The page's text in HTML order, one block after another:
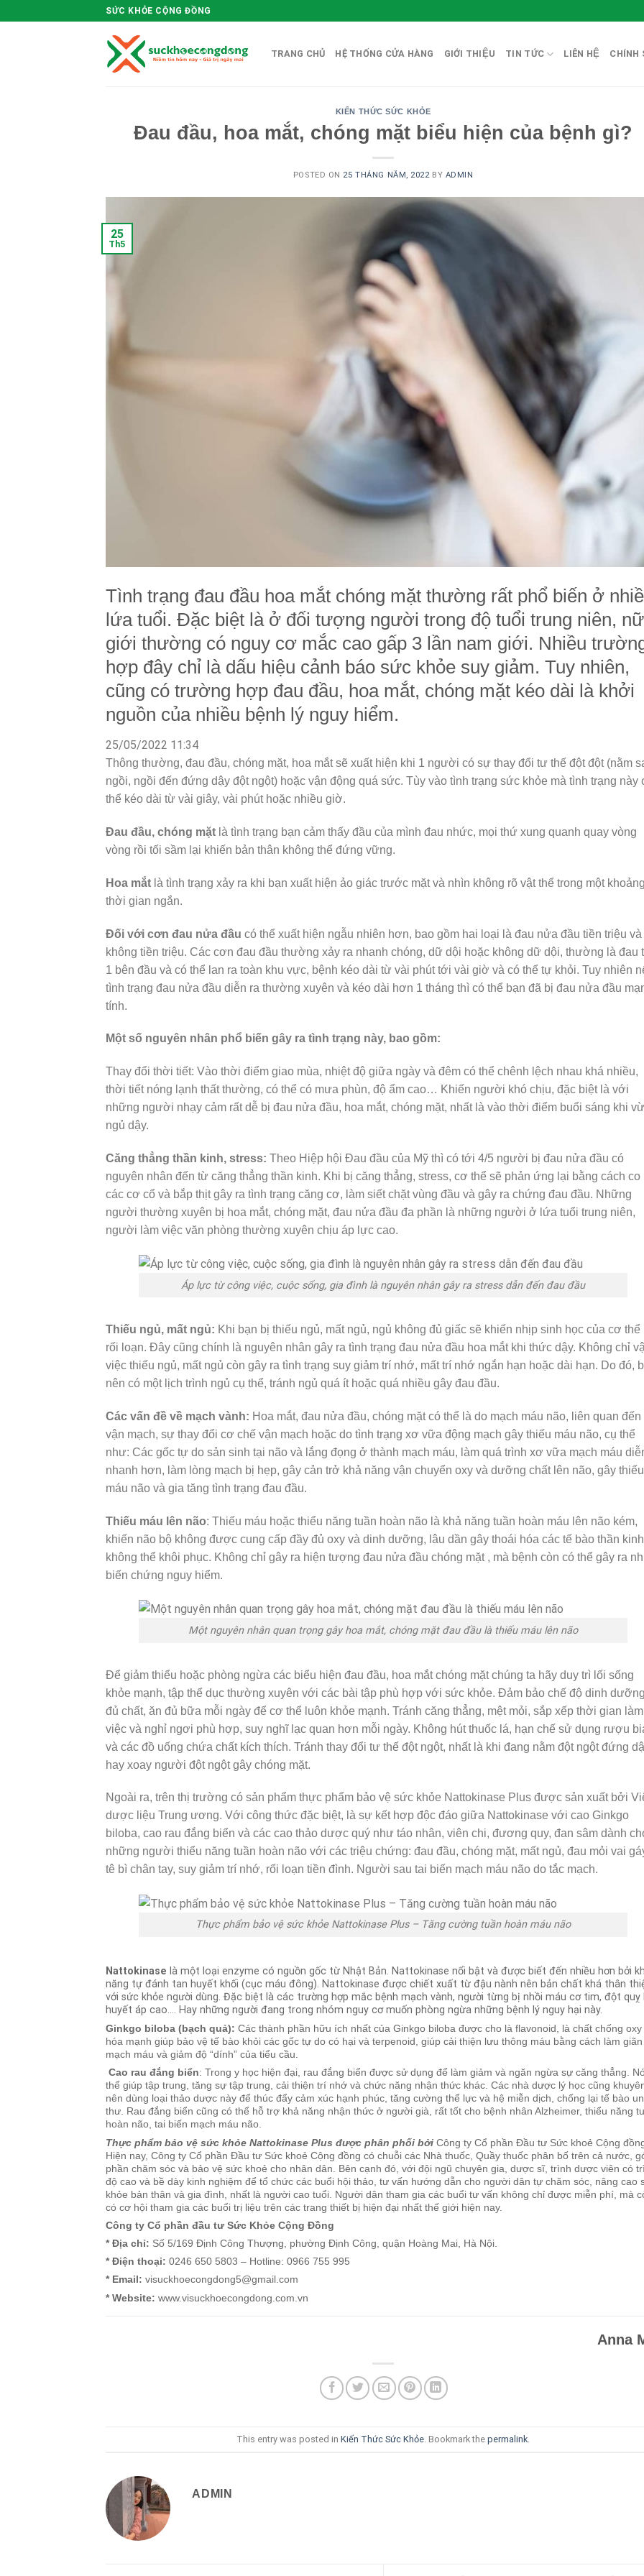
to
SỨC KHỎE CỘNG ĐỒNG
TRANG CHỦ HỆ THỐNG CỬA HÀNG GIỚI THIỆU TIN TỨC LIÊN HỆ CHÍNH
KIẾN THỨC SỨC KHỎE
Đau đầu, hoa mắt, chóng mặt biểu hiện của bệnh gì?
POSTED ON 25 THÁNG NĂM, 2022 BY ADMIN
25
Th5
Tình trạng đau đầu hoa mắt chóng mặt thường rất phổ biến ở
lứa tuổi. Đặc biệt là ở đối tượng người trong độ tuổi trung niên, nữ
giới thường có nguy cơ mắc cao gấp 3 lần nam giới. Nhiều
hợp đây chỉ là dấu hiệu cảnh báo sức khỏe suy giảm. Tuy nhiên,
cũng có trường hợp đau đầu, hoa mắt, chóng mặt kéo dài là khởi
nguồn của nhiều bệnh lý nguy hiểm.
25/05/2022 11:34
Thông thường, đau đầu, chóng mặt, hoa mắt sẽ xuất hiện khi 1 người có sự thay đổi tư thế đột đột (nằm
ngồi, ngồi đến đứng dậy đột ngột) hoặc vận động quá sức. Tùy vào tình trạng sức khỏe mà tình trạng này
thể kéo dài từ vài giây, vài phút hoặc nhiều giờ.
Đau đầu, chóng mặt là tình trạng bạn cảm thấy đầu của mình đau nhức, mọi thứ xung quanh quay vòng
vòng rồi tối sầm lại khiến bản thân không thể đứng vững.
Hoa mắt là tình trạng xảy ra khi bạn xuất hiện ảo giác trước mặt và nhìn không rõ vật thể trong một
thời gian ngắn.
Đối với cơn đau nửa đầu có thể xuất hiện ngẫu nhiên hơn, bao gồm hai loại là đau nửa đầu tiền triệu và
không tiền triệu. Các cơn đau đầu thường xảy ra nhanh chóng, dữ dội hoặc không dữ dội, thường là đau
1 bên đầu và có thể lan ra toàn khu vực, bệnh kéo dài từ vài phút tới vài giờ và có thể tự khỏi. Tuy nhiên
tình trạng đau nửa đầu diễn ra thường xuyên và kéo dài hơn 1 tháng thì có thể bạn đã bị đau nửa đầu
tính.
Một số nguyên nhân phổ biến gây ra tình trạng này, bao gồm:
Thay đổi thời tiết: Vào thời điểm giao mùa, nhiệt độ giữa ngày và đêm có thể chênh lệch nhau khá nhiều,
thời tiết nóng lạnh thất thường, có thể có mưa phùn, độ ẩm cao… Khiến người khó chịu, đặc biệt là với
những người nhạy cảm rất dễ bị đau nửa đầu, hoa mắt, chóng mặt, nhất là vào thời điểm buổi sáng khi
ngủ dậy.
Căng thẳng thần kinh, stress: Theo Hiệp hội Đau đầu của Mỹ thì có tới 4/5 người bị đau nửa đầu có
nguyên nhân đến từ căng thẳng thần kinh. Khi bị căng thẳng, stress, cơ thể sẽ phản ứng lại bằng cách co
các cơ cổ và bắp thịt gây ra tình trạng căng cơ, làm siết chặt vùng đầu và gây ra chứng đau đầu. Những
người thường xuyên bị hoa mắt, chóng mặt, đau nửa đầu đa phần là những người ở lứa tuổi trung niên,
người làm việc văn phòng thường xuyên chịu áp lực cao.
Áp lực từ công việc, cuộc sống, gia đình là nguyên nhân gây ra stress dẫn đến đau đầu
Thiếu ngủ, mất ngủ: Khi bạn bị thiếu ngủ, mất ngủ, ngủ không đủ giấc sẽ khiến nhịp sinh học của cơ thể
rối loạn. Đây cũng chính là nguyên nhân gây ra tình trạng đau nửa đầu hoa mắt khi thức dậy. Không chỉ
việc thiếu ngủ, mất ngủ còn gây ra tình trạng suy giảm trí nhớ, mất trí nhớ ngắn hạn hoặc dài hạn. Do đó,
nên có một lịch trình ngủ cụ thể, tránh ngủ quá ít hoặc quá nhiều gây đau đầu.
Các vấn đề về mạch vành: Hoa mắt, đau nửa đầu, chóng mặt có thể là do mạch máu não, liên quan đến
vận mạch, sự thay đổi cơ chế vận mạch hoặc do tình trạng xơ vữa động mạch gây thiếu máu não, cụ thể
như: Các gốc tự do sản sinh tại não và lắng đọng ở thành mạch máu, làm quá trình xơ vữa mạch máu
nhanh hơn, làm lòng mạch bị hẹp, gây cản trở khả năng vận chuyển oxy và dưỡng chất lên não, gây thiếu
máu não và gia tăng tình trạng đau đầu.
Thiếu máu lên não: Thiếu máu hoặc thiểu năng tuần hoàn não là khả năng tuần hoàn máu lên não kém,
khiến não bộ không được cung cấp đầy đủ oxy và dinh dưỡng, lâu dần gây thoái hóa các tế bào thần
không thể khôi phục. Không chỉ gây ra hiện tượng đau nửa đầu chóng mặt , mà bệnh còn có thể gây ra
biến chứng nguy hiểm.
Một nguyên nhân quan trọng gây hoa mắt, chóng mặt đau đầu là thiếu máu lên não
Để giảm thiểu hoặc phòng ngừa các biểu hiện đau đầu, hoa mắt chóng mặt chúng ta hãy duy trì lối sống
khỏe mạnh, tập thể dục thường xuyên với các bài tập phù hợp với sức khỏe. Đảm bảo chế độ dinh
đủ chất, ăn đủ bữa mỗi ngày để cơ thể luôn khỏe mạnh. Tránh căng thẳng, mệt mỏi, sắp xếp thời gian làm
việc và nghỉ ngơi phù hợp, suy nghĩ lạc quan hơn mỗi ngày. Không hút thuốc lá, hạn chế sử dụng rượu
và các đồ uống chứa chất kích thích. Tránh thay đổi tư thế đột ngột, nhất là khi đang nằm đột ngột đứng
hay xoay người đột ngột gây chóng mặt.
Ngoài ra, trên thị trường có sản phẩm thực phẩm bảo vệ sức khỏe Nattokinase Plus được sản xuất bởi
dược liệu Trung ương. Với công thức đặc biệt, là sự kết hợp độc đáo giữa Nattokinase với cao Ginkgo
biloba, cao rau đắng biển và các cao thảo dược quý như táo nhân, viên chi, đương quy, đan sâm dành
những người thiểu năng tuần hoàn não với các triệu chứng: đau đầu, chóng mặt, mất ngủ, đau mỏi vai
tê bì chân tay, suy giảm trí nhớ, rối loạn tiền đình. Người sau tai biến mạch máu não do tắc mạch.
Thực phẩm bảo vệ sức khỏe Nattokinase Plus – Tăng cường tuần hoàn máu não
Nattokinase là một loại enzyme có nguồn gốc từ Nhật Bản. Nattokinase nổi bật và được biết đến nhiều hơn bởi
năng tự đánh tan huyết khối (cục máu đông). Nattokinase được chiết xuất từ đậu nành nên bản chất khá thân
với sức khỏe người dùng. Đặc biệt là các trường hợp mắc bệnh mạch vành, người từng bị nhồi máu cơ tim, đột quỵ
huyết áp cao…. Hay những người đang trong nhóm nguy cơ muốn phòng ngừa những bệnh lý nguy hại này.
Ginkgo biloba (bạch quả): Các thành phần hữu ích nhất của Ginkgo biloba được cho là flavonoid, là chất chống oxy
hóa mạnh giúp bảo vệ tế bào khỏi các gốc tự do có hại và terpenoid, giúp cải thiện lưu thông máu bằng cách làm giãn
mạch máu và giảm độ “dính” của tiểu cầu.
Cao rau đắng biển: Trong y học hiện đại, rau đắng biển được sử dụng để làm giảm và ngăn ngừa sự căng thẳng.
thể giúp tập trung, tăng sự tập trung, cải thiện trí nhớ và chức năng nhận thức khác. Các nhà dược lý học cũng
nên dùng loại thảo dược này để thúc đẩy cảm xúc hạnh phúc, tăng cường thể lực và hệ miễn dịch, chống lại tế bào
thư. Rau đắng biển cũng có thể hỗ trợ khả năng nhận thức ở người già, rất tốt cho bệnh nhân Alzheimer, thiểu năng
hoàn não, tai biến mạch máu não.
Thực phẩm bảo vệ sức khỏe Nattokinase Plus được phân phối bởi Công ty Cổ phần Đầu tư Sức khoẻ Cộng
Hiện nay, Công ty Cổ phần Đầu tư Sức khoẻ Cộng đồng có chuỗi các Nhà thuốc, Quầy thuốc phân bố trên cả nước,
phần chăm sóc và bảo vệ sức khoẻ cho nhân dân. Bên cạnh đó, với đội ngũ chuyên gia, dược sĩ, trình dược viên có
độ cao và bề dày kinh nghiệm để tổ chức các buổi hội thảo, tư vấn hướng dẫn cho người dân tự chăm sóc, nâng cao
khỏe bản thân và gia đình, nhất là người cao tuổi. Người dân tham gia các buổi tư vấn không chỉ được miễn phí, mà
có cơ hội tham gia các buổi trị liệu trên các trang thiết bị hiện đại nhất thế giới hiện nay.
Công ty Cổ phần đầu tư Sức Khỏe Cộng Đồng
* Địa chỉ: Số 5/169 Định Công Thượng, phường Định Công, quận Hoàng Mai, Hà Nội.
* Điện thoại: 0246 650 5803 – Hotline: 0966 755 995
* Email: visuckhoecongdong5@gmail.com
* Website: www.visuckhoecongdong.com.vn
Anna
This entry was posted inKiến Thức Sức Khỏe . Bookmark thepermalink
ADMIN